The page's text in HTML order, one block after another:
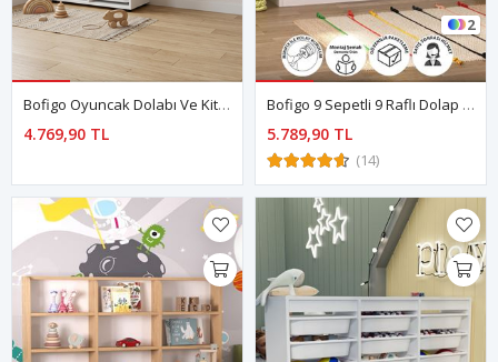
Bofigo Oyuncak Dolabı Ve Kitaplık Seti 9 Sepetli Oyuncak Dolabı Duvara Monte Kitaplık Çağla & Montessori Beyaz
4.769,90 TL
2
Bofigo 9 Sepetli 9 Raflı Dolap Çok Amaçlı Dolap Oyuncak Dolabı Almina Beyaz
5.789,90 TL
(14)